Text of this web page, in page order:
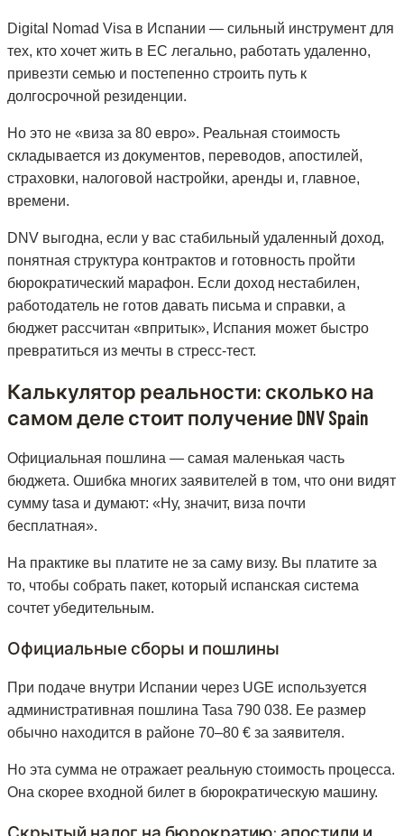
Digital Nomad Visa в Испании — сильный инструмент для
тех, кто хочет жить в ЕС легально, работать удаленно,
привезти семью и постепенно строить путь к
долгосрочной резиденции.
Но это не «виза за 80 евро». Реальная стоимость
складывается из документов, переводов, апостилей,
страховки, налоговой настройки, аренды и, главное,
времени.
DNV выгодна, если у вас стабильный удаленный доход,
понятная структура контрактов и готовность пройти
бюрократический марафон. Если доход нестабилен,
работодатель не готов давать письма и справки, а
бюджет рассчитан «впритык», Испания может быстро
превратиться из мечты в стресс-тест.
Калькулятор реальности: сколько на
самом деле стоит получение DNV Spain
Официальная пошлина — самая маленькая часть
бюджета. Ошибка многих заявителей в том, что они видят
сумму tasa и думают: «Ну, значит, виза почти
бесплатная».
На практике вы платите не за саму визу. Вы платите за
то, чтобы собрать пакет, который испанская система
сочтет убедительным.
Официальные сборы и пошлины
При подаче внутри Испании через UGE используется
административная пошлина Tasa 790 038. Ее размер
обычно находится в районе 70–80 € за заявителя.
Но эта сумма не отражает реальную стоимость процесса.
Она скорее входной билет в бюрократическую машину.